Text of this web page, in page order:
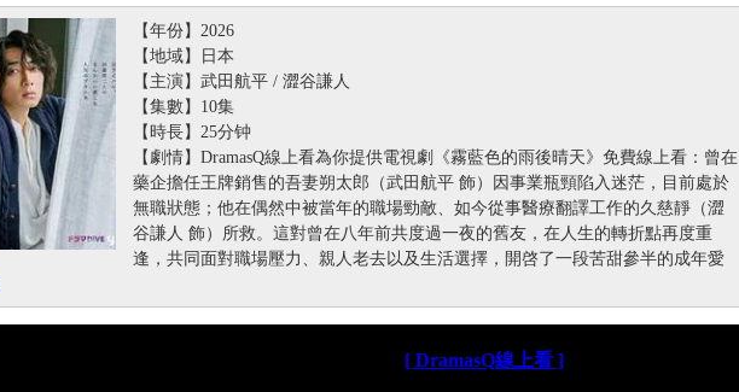
【年份】2026
【地域】日本
【主演】武田航平 / 澀谷謙人
【集數】10集
【時長】25分钟
【劇情】DramasQ線上看為你提供電視劇《霧藍色的雨後晴天》免費線上看：曾在
藥企擔任王牌銷售的吾妻朔太郎（武田航平 飾）因事業瓶頸陷入迷茫，目前處於
無職狀態；他在偶然中被當年的職場勁敵、如今從事醫療翻譯工作的久慈靜（澀
谷謙人 飾）所救。這對曾在八年前共度過一夜的舊友，在人生的轉折點再度重
逢，共同面對職場壓力、親人老去以及生活選擇，開啓了一段苦甜參半的成年愛
[ DramasQ線上看 ]